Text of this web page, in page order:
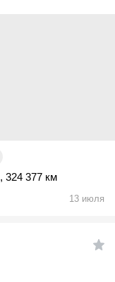
, 324 377 км
13 июля